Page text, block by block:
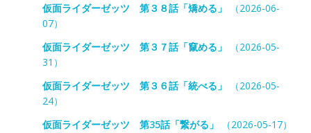
仮面ライダーゼッツ 第３８話「矯める」
（2026-06-
07）
仮面ライダーゼッツ 第３７話「竄める」
（2026-05-
31）
仮面ライダーゼッツ 第３６話「統べる」
（2026-05-
24）
仮面ライダーゼッツ 第35話「繋がる」
（2026-05-17）